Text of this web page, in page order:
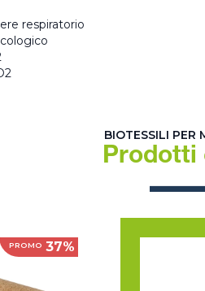
respiratorio
BIOTESSILI PER
Prodotti
PROMO 37%